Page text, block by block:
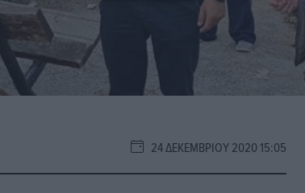
24 ΔΕΚΕΜΒΡΊΟΥ 2020 15:05